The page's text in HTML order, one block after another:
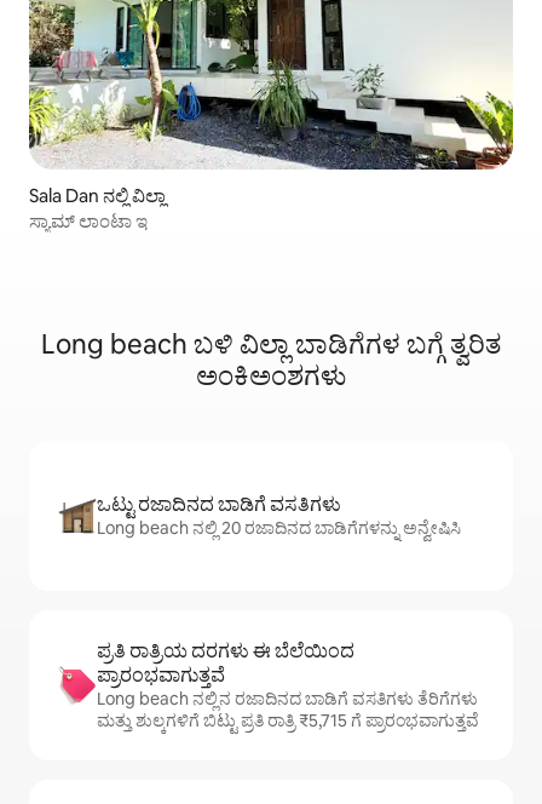
Sala Dan ನಲ್ಲಿ ವಿಲ್ಲಾ
ಸ್ಯಾಮ್ ಲಾಂಟಾ ಇ
Long beach ಬಳಿ ವಿಲ್ಲಾ ಬಾಡಿಗೆಗಳ ಬಗ್ಗೆ ತ್ವರಿತ
ಅಂಕಿಅಂಶಗಳು
ಒಟ್ಟು ರಜಾದಿನದ ಬಾಡಿಗೆ ವಸತಿಗಳು
Long beach ನಲ್ಲಿ 20 ರಜಾದಿನದ ಬಾಡಿಗೆಗಳನ್ನು ಅನ್ವೇಷಿಸಿ
ಪ್ರತಿ ರಾತ್ರಿಯ ದರಗಳು ಈ ಬೆಲೆಯಿಂದ
ಪ್ರಾರಂಭವಾಗುತ್ತವೆ
Long beach ನಲ್ಲಿನ ರಜಾದಿನದ ಬಾಡಿಗೆ ವಸತಿಗಳು ತೆರಿಗೆಗಳು
ಮತ್ತು ಶುಲ್ಕಗಳಿಗೆ ಬಿಟ್ಟು ಪ್ರತಿ ರಾತ್ರಿ ₹5,715 ಗೆ ಪ್ರಾರಂಭವಾಗುತ್ತವೆ